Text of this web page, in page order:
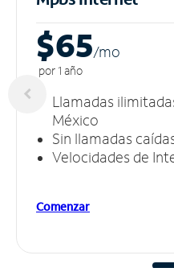
$65/mo
por 1 año
Llamadas
México
Sin llamadas
Velocidades de
Comenzar